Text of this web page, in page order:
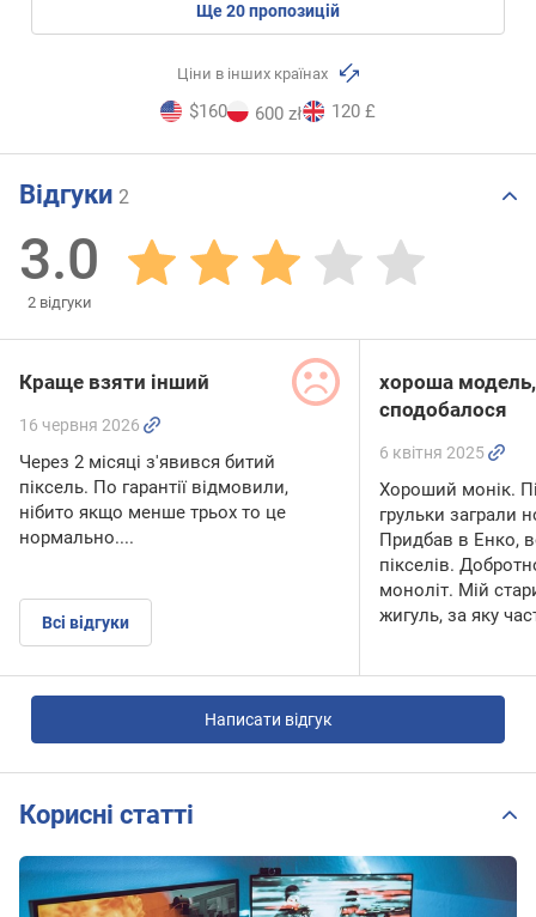
ще20пропозицій
Ціни в інших країнах
$160 600 zł 120 £
Відгуки 2
3.0
2 відгуки
Краще взяти інший
16 червня 2026
Через 2 місяці з'явився битий
піксель. По гарантії відмовили,
нібито якщо менше трьох то це
нормально....
Всі відгуки
хороша модель,
сподобалося
6 квітня 2025
Хороший монік.
грульки заграли
Придбав в Енко,
пікселів.
моноліт. Мій
жигуль, за яку
Написати відгук
Корисні статті